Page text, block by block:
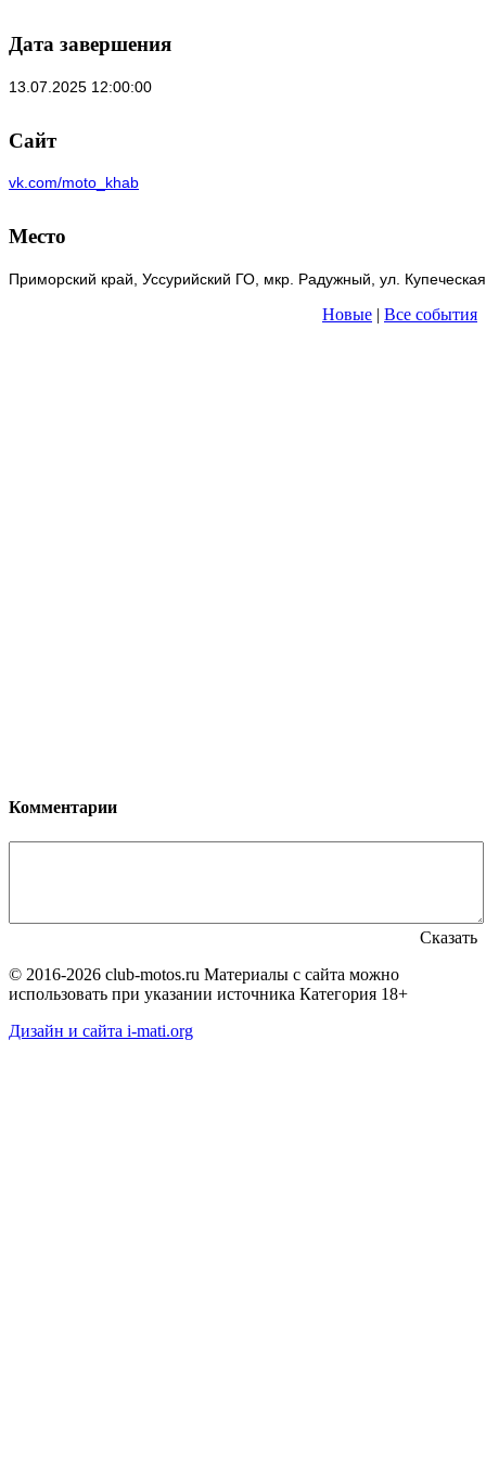
Дата завершения
13.07.2025 12:00:00
Сайт
vk.com/moto_khab
Место
Приморский край, Уссурийский ГО, мкр. Радужный, ул.
Новые | Все события
Комментарии
Сказать
© 2016-2026 club-motos.ru Материалы с сайта можно
использовать при указании источника Категория 18+
Дизайн и сайта i-mati.org